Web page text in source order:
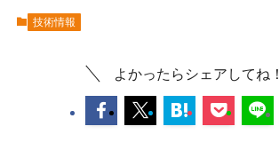
技術情報
よかったらシェアしてね！